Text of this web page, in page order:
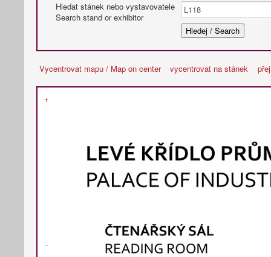
Hledat stánek nebo vystavovatele
Search stand or exhibitor
Vycentrovat mapu / Map on center vycentrovat na stánek
+
-